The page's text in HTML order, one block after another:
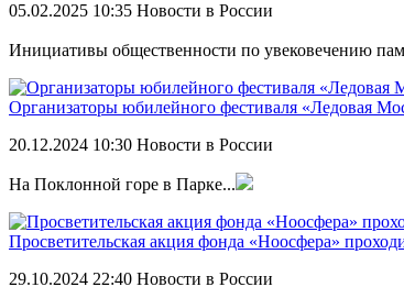
05.02.2025 10:35 Новости в России
Инициативы общественности по увековечению
Организаторы юбилейного фестиваля «Ледовая
20.12.2024 10:30 Новости в России
На Поклонной горе в Парке...
Просветительская акция фонда «Ноосфера»
29.10.2024 22:40 Новости в России